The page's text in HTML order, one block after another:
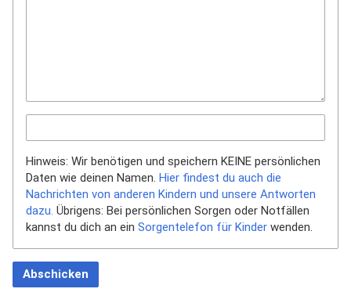
Hinweis: Wir benötigen und speichern KEINE persönlichen
Daten wie deinen Namen. Hier findest du auch die
Nachrichten von anderen Kindern und unsere Antworten
dazu. Übrigens: Bei persönlichen Sorgen oder Notfällen
kannst du dich an ein Sorgentelefon für Kinder wenden.
Abschicken